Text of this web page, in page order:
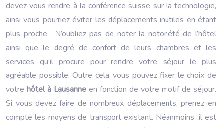
devez vous rendre à la conférence suisse sur la technologie,
ainsi vous pourriez éviter les déplacements inutiles en étant
plus proche. N’oubliez pas de noter la notoriété de l’hôtel
ainsi que le degré de confort de leurs chambres et les
services qu’il procure pour rendre votre séjour le plus
agréable possible. Outre cela, vous pouvez fixer le choix de
votre hôtel à Lausanne en fonction de votre motif de séjour.
Si vous devez faire de nombreux déplacements, prenez en
compte les moyens de transport existant. Néanmoins ,il est